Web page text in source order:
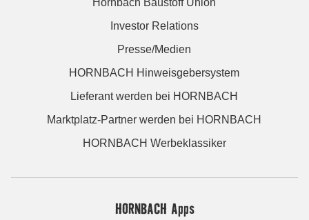
Hornbach Baustoff Union
Investor Relations
Presse/Medien
HORNBACH Hinweisgebersystem
Lieferant werden bei HORNBACH
Marktplatz-Partner werden bei HORNBACH
HORNBACH Werbeklassiker
HORNBACH Apps